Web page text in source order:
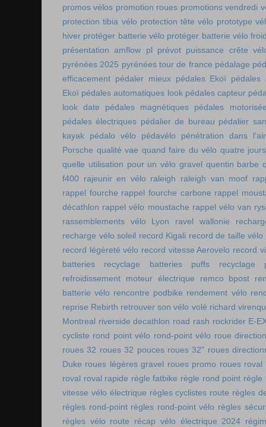
promos vélos promotion roues promotions vendredi
protection tibia vélo protection tête vélo prototype
hiver protéger batterie vélo protéger batterie vélo
présentation amflow pl
prévot puissance crête
pyrénées 2025 pyrénées tour de france pédalage
efficacement pédaler mieux pédales Ekoï pédales
Ekoï pédales automatiques look pédales capteur
look date
pédales magnétiques
pédales
pédales électriques pédalier de bureau pédalier
kayak
pédalo vélo pédavélo
pénétration dans l'air
Porsche qualité vae quand faire du vélo quatre
quelle utilisation pour un vélo gravel quentin barbe
f400 rajeunir en vélo raleigh raleigh van moof
rappel fourche rappel fourche carbone rappel
décathlon rappel vélo moustache rappel vélo van
rassemblements vélo Lyon
ravel wallonie
recharge vélo soleil record Kigali record de taille vélo
record légèreté vélo record vitesse Aerovelo record
batteries
recyclage batteries puffs
recyclage
refroidissement moteur électrique
remco bpost
batterie vélo rencontre podbike rendement vélo
reprise Rebirth retrouver son vélo volé richard
Montreal riverside decathlon road rash rockrider E-
cycliste rond point vélo rond-point vélo roue
roues 32 roues 32 pouces roues 32" roues
Duke roues légères gravel roues promo roues roval
roval roval rapide règle fatbike règle rond point règle
vitesse vélo électrique règles cyclistes route règles
règles rond-point règles rond-point vélo règles
règles vélo route
récap vélo électrique 2024